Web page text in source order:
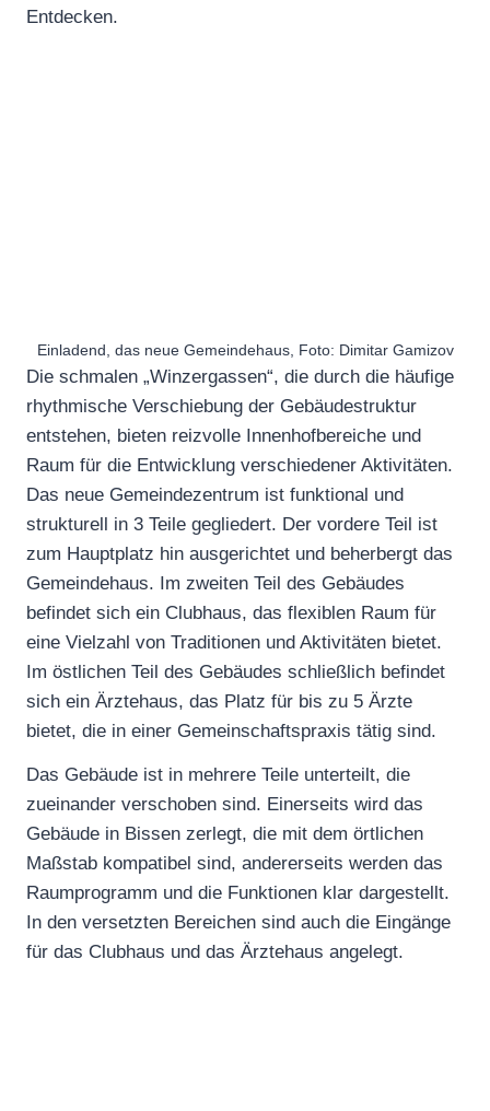
Entdecken.
Einladend, das neue Gemeindehaus, Foto: Dimitar Gamizov
Die schmalen „Winzergassen“, die durch die häufige
rhythmische Verschiebung der Gebäudestruktur
entstehen, bieten reizvolle Innenhofbereiche und
Raum für die Entwicklung verschiedener Aktivitäten.
Das neue Gemeindezentrum ist funktional und
strukturell in 3 Teile gegliedert. Der vordere Teil ist
zum Hauptplatz hin ausgerichtet und beherbergt das
Gemeindehaus. Im zweiten Teil des Gebäudes
befindet sich ein Clubhaus, das flexiblen Raum für
eine Vielzahl von Traditionen und Aktivitäten bietet.
Im östlichen Teil des Gebäudes schließlich befindet
sich ein Ärztehaus, das Platz für bis zu 5 Ärzte
bietet, die in einer Gemeinschaftspraxis tätig sind.
Das Gebäude ist in mehrere Teile unterteilt, die
zueinander verschoben sind. Einerseits wird das
Gebäude in Bissen zerlegt, die mit dem örtlichen
Maßstab kompatibel sind, andererseits werden das
Raumprogramm und die Funktionen klar dargestellt.
In den versetzten Bereichen sind auch die Eingänge
für das Clubhaus und das Ärztehaus angelegt.